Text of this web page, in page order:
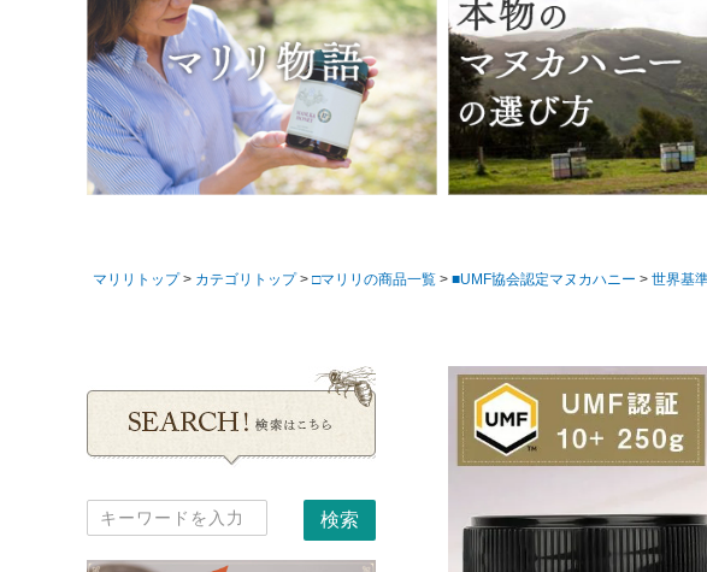
マリリトップ カテゴリトップ □マリリの商品一覧 ■UMF協会認定マヌカハニー 世界基